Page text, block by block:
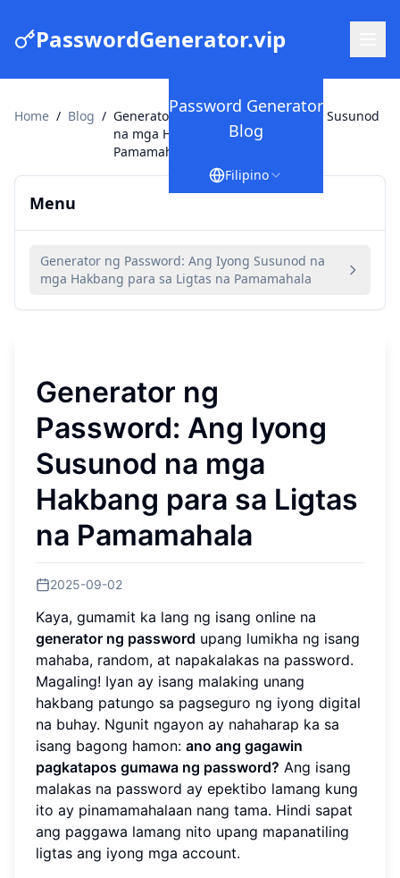
PasswordGenerator.vip
Password Generator
Blog
Filipino
Home / Blog / Generator ng Password: Ang Iyong Susunod
na mga Hakbang para sa Ligtas na
Pamamahala
Menu
Generator ng Password: Ang Iyong Susunod na
mga Hakbang para sa Ligtas na Pamamahala
Generator ng
Password: Ang Iyong
Susunod na mga
Hakbang para sa Ligtas
na Pamamahala
2025-09-02
Kaya, gumamit ka lang ng isang online na
generator ng password upang lumikha ng isang
mahaba, random, at napakalakas na password.
Magaling! Iyan ay isang malaking unang
hakbang patungo sa pagseguro ng iyong digital
na buhay. Ngunit ngayon ay nahaharap ka sa
isang bagong hamon: ano ang gagawin
pagkatapos gumawa ng password? Ang isang
malakas na password ay epektibo lamang kung
ito ay pinamamahalaan nang tama. Hindi sapat
ang paggawa lamang nito upang mapanatiling
ligtas ang iyong mga account.